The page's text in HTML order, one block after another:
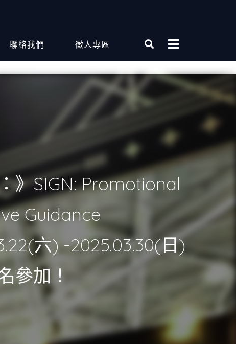
聯絡我們 徵人專區
》SIGN: Promotional
Guidance
六) -2025.03.30(日)
參加！